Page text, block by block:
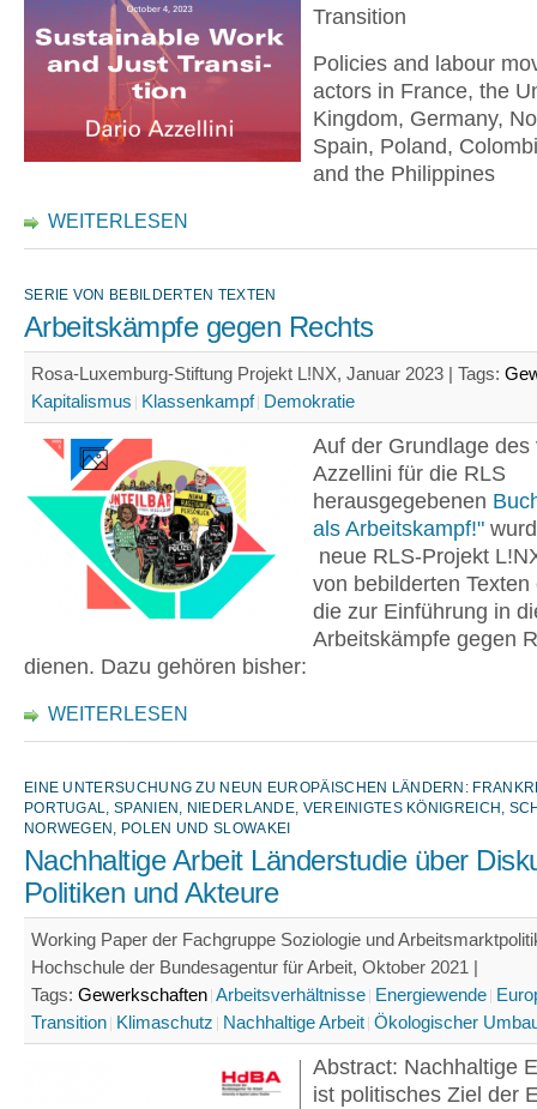
Transition
Policies and labour
actors in France, the
Kingdom, Germany,
Spain, Poland,
and the Philippines
WEITERLESEN
SERIE VON BEBILDERTEN TEXTEN
Arbeitskämpfe gegen Rechts
Rosa-Luxemburg-Stiftung Projekt L!NX, Januar 2023 | Tags:
Kapitalismus Klassenkampf Demokratie
Auf der Grundlage des
Azzellini für die RLS
herausgegebenen
als Arbeitskampf!"
neue RLS-Projekt
von bebilderten Texten
die zur Einführung in
Arbeitskämpfe gegen
dienen. Dazu gehören bisher:
WEITERLESEN
EINE UNTERSUCHUNG ZU NEUN EUROPÄISCHEN LÄNDERN:
PORTUGAL, SPANIEN, NIEDERLANDE, VEREINIGTES KÖNIGREICH,
NORWEGEN, POLEN UND SLOWAKEI
Nachhaltige Arbeit Länderstudie über
Politiken und Akteure
Working Paper der Fachgruppe Soziologie und
Hochschule der Bundesagentur für Arbeit, Oktober 2021 |
Tags: Gewerkschaften Arbeitsverhältnisse Energiewende
Transition Klimaschutz Nachhaltige Arbeit Ökologischer
Abstract: Nachhaltige
ist politisches Ziel der